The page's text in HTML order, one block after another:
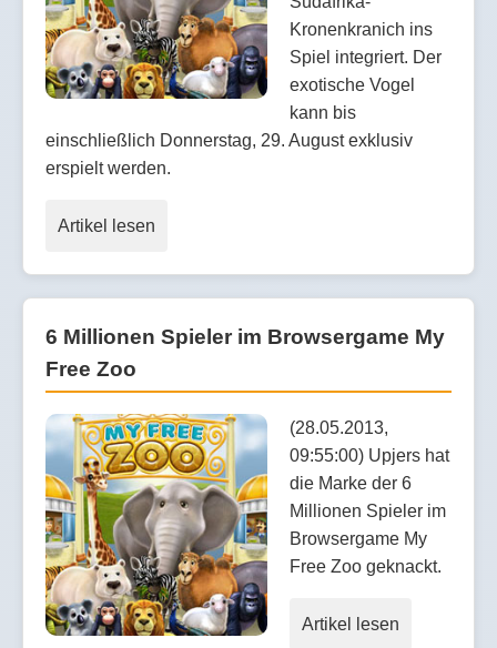
Kronenkranich ins
Spiel integriert. Der
exotische Vogel
kann bis
einschließlich Donnerstag, 29. August exklusiv
erspielt werden.
Artikel lesen
6 Millionen Spieler im Browsergame My
Free Zoo
(28.05.2013,
09:55:00) Upjers hat
die Marke der 6
Millionen Spieler im
Browsergame My
Free Zoo geknackt.
Artikel lesen